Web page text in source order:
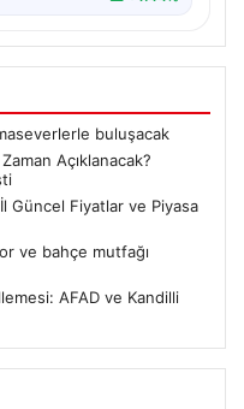
buluşacak
Açıklanacak?
İl Güncel Fiyatlar ve Piyasa
ve bahçe mutfağı
AFAD ve Kandilli